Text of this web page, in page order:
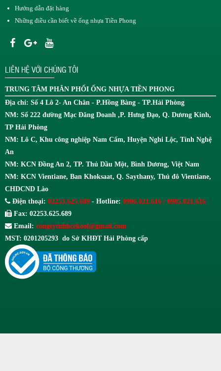
Hướng dẫn đặt hàng
Những điều cần biết về ống nhựa Tiền Phong
LIÊN HỆ VỚI CHÚNG TÔI
TRUNG TÂM PHÂN PHỐI ỐNG NHỰA TIỀN PHONG
Địa chỉ: Số 4 Lô 2- An Chân - P.Hồng Bàng - TP.Hải Phòng
NM: Số 222 đường Mạc Đăng Doanh ,P. Hưng Đạo, Q. Dương Kinh,
TP Hải Phòng
NM: Lô C, Khu công nghiệp Nam Cấm, Huyện Nghi Lộc, Tỉnh Nghệ
An
NM: KCN Đồng An 2, TP. Thủ Dầu Một, Bình Dương, Việt Nam
NM: KCN Vientiane, Ban Khoksaat, Q. Saythany, Thủ đô Vientiane,
CHDCND Lào
Điện thoại: 02253.625.689 - Hotline: 0906.021.616 / 0985.021.616
Fax: 02253.625.689
Email: congtytnhhcekool@gmail.com
MST: 0201205293 do Sở KHĐT Hải Phòng cấp